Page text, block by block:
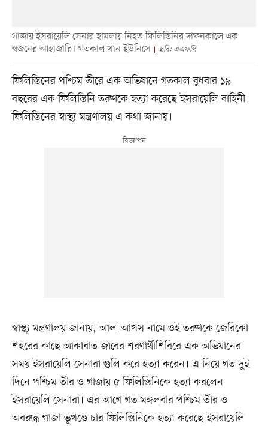
গাজায় ইসরায়েলি সেনার হামলায় নিহত ফিলিস্তিনির দাফনকালে এক
স্বজনের আহাজারি। গতকাল খান ইউনিসে
ছবি: এএফপি
ফিলিস্তিনের পশ্চিম তীরে এক অভিযানে গতকাল বুধবার ১৯
বছরের এক ফিলিস্তিনি তরুণকে হত্যা করেছে ইসরায়েলি বাহিনী।
ফিলিস্তিনের স্বাস্থ্য মন্ত্রণালয় এ কথা জানায়।
স্বাস্থ্য মন্ত্রণালয় জানায়, আল-আখস নামে ওই তরুণকে জেরিকো
শহরের কাছে আকাবাত জাবের শরণার্থীশিবিরে এক অভিযানের
সময় ইসরায়েলি সেনারা গুলি করে হত্যা করেন। এ নিয়ে গত দুই
দিনে পশ্চিম তীর ও গাজায় ৫ ফিলিস্তিনিকে হত্যা করলেন
ইসরায়েলি সেনারা। এর আগে গত মঙ্গলবার পশ্চিম তীর ও
অবরুদ্ধ গাজা ভূখণ্ডে চার ফিলিস্তিনিকে হত্যা করেছে ইসরায়েলি